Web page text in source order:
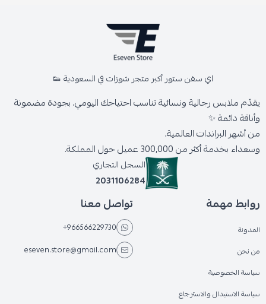
اي سفن ستور أكبر متجر شوزات في السعودية 👟
يقدّم ملابس رجالية ونسائية تناسب احتياجك اليومي، بجودة مضمونة
وأناقة دائمة ✨
من أشهر البراندات العالمية،
وسعداء بخدمة أكثر من 300,000 عميل حول المملكة.
السجل التجاري
2031106284
روابط مهمة
المدونة
من نحن
سياسة الخصوصية
سياسة الاستبدال والاسترجاع
تواصل معنا
+966566229730
eseven.store@gmail.com